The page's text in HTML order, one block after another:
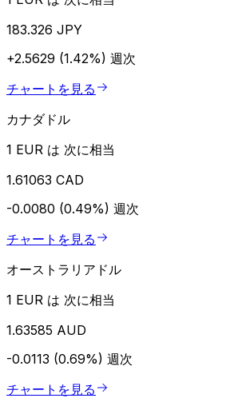
183.326 JPY
+2.5629 (1.42%) 週次
チャートを見る
カナダドル
1 EUR は 次に相当
1.61063 CAD
-0.0080 (0.49%) 週次
チャートを見る
オーストラリアドル
1 EUR は 次に相当
1.63585 AUD
-0.0113 (0.69%) 週次
チャートを見る